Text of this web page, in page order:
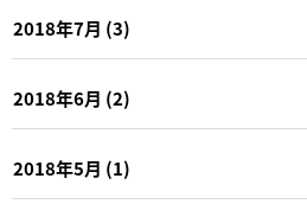
2018年7月 (3)
2018年6月 (2)
2018年5月 (1)